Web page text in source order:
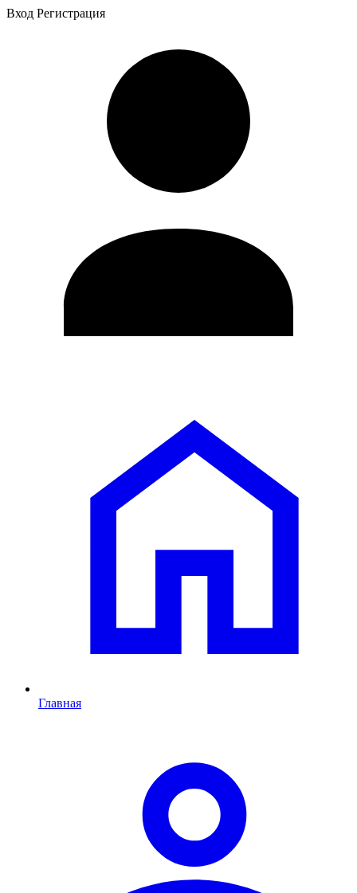
Вход Регистрация
Главная